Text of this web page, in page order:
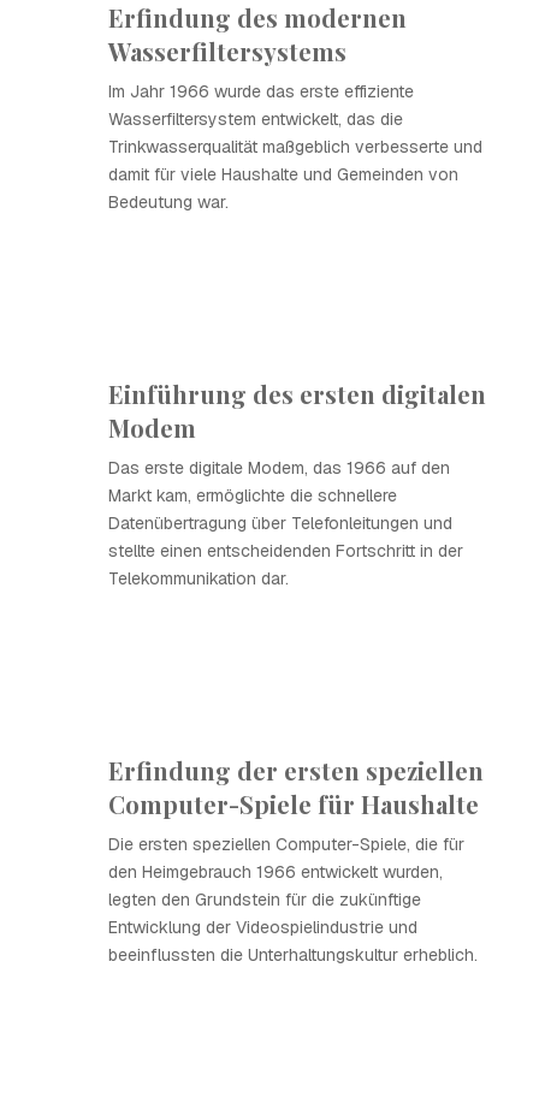
Erfindung des modernen
Wasserfiltersystems
Im Jahr 1966 wurde das erste effiziente
Wasserfiltersystem entwickelt, das die
Trinkwasserqualität maßgeblich verbesserte und
damit für viele Haushalte und Gemeinden von
Bedeutung war.
Einführung des ersten digitalen
Modem
Das erste digitale Modem, das 1966 auf den
Markt kam, ermöglichte die schnellere
Datenübertragung über Telefonleitungen und
stellte einen entscheidenden Fortschritt in der
Telekommunikation dar.
Erfindung der ersten speziellen
Computer-Spiele für Haushalte
Die ersten speziellen Computer-Spiele, die für
den Heimgebrauch 1966 entwickelt wurden,
legten den Grundstein für die zukünftige
Entwicklung der Videospielindustrie und
beeinflussten die Unterhaltungskultur erheblich.